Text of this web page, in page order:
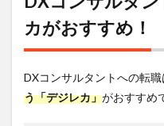
カがおすすめ！
DXコンサルタントへの転職
う「デジレカ」がおすすめ